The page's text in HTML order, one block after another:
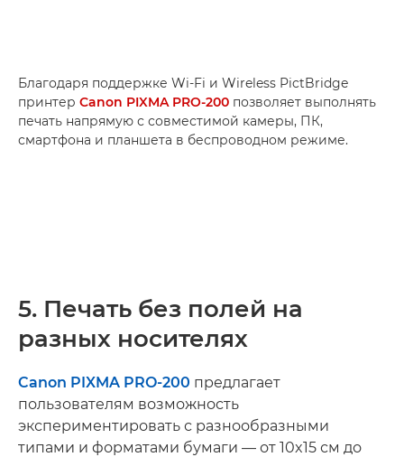
Благодаря поддержке Wi-Fi и Wireless PictBridge
принтер Canon PIXMA PRO-200 позволяет выполнять
печать напрямую с совместимой камеры, ПК,
смартфона и планшета в беспроводном режиме.
5. Печать без полей на
разных носителях
Canon PIXMA PRO-200 предлагает
пользователям возможность
экспериментировать с разнообразными
типами и форматами бумаги — от 10x15 см до